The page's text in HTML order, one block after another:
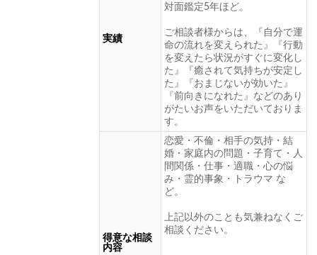
実績
対面鑑定5年ほど。
ご相談者様からは、『自分で運
命の流れを変えられた』『行動
を変えたら状況がすぐに変化し
た』『癒されて気持ちが安定し
た』『おまじないが効いた』
『前向きになれた』などのあり
がたいお声をいただいておりま
す。
得意な相談
内容
恋愛・不倫・相手の気持・結
婚・家庭内の問題・子育て・人
間関係・仕事・適職・心の悩
み・霊的事象・トラウマ な
ど。
上記以外のことも気兼ねなくご
相談ください。